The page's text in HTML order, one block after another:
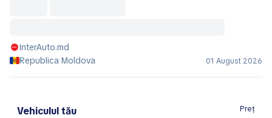
InterAuto.md
Republica Moldova
01 August 2026
Vehiculul tău
Preț